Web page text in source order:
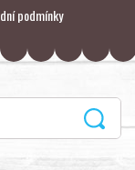
podmínky